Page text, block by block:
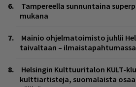
Tampereella sunnuntaina
mukana
Mainio ohjelmatoimisto juhlii
taivaltaan –
Helsingin Kulttuuritalon KULT-
kulttiartisteja, suomalaista